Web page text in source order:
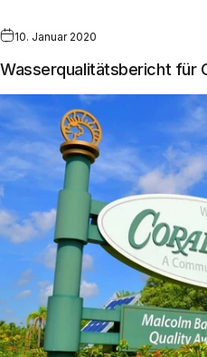
10. Januar 2020
Wasserqualitätsbericht für